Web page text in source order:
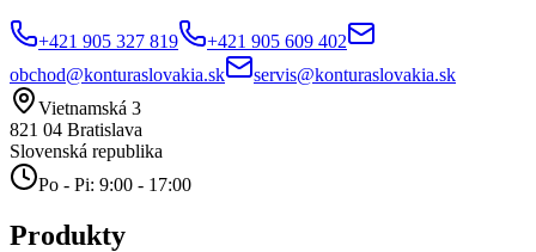
+421 905 327 819
+421 905 609 402
obchod@konturaslovakia.sk
servis@konturaslovakia.sk
Vietnamská 3
821 04 Bratislava
Slovenská republika
Po - Pi: 9:00 - 17:00
Produkty